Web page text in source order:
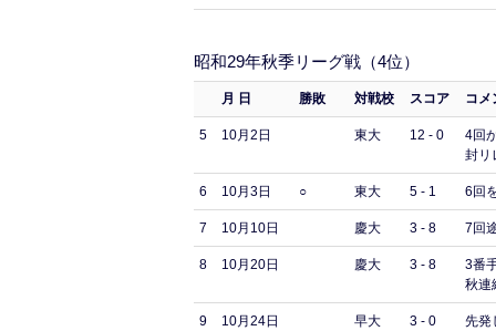
昭和29年秋季リーグ戦（4位）
月 日 勝敗 対戦校 スコア コメ
5 10月2日 東大 12 - 0
4回
封リ
6 10月3日 ○ 東大 5 - 1 6回
7 10月10日 慶大 3 - 8 7回
8 10月20日 慶大 3 - 8
3番
秋連
9 10月24日 早大 3 - 0
先発